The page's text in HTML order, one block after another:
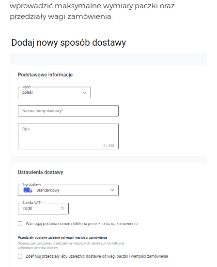
wprowadzić maksymalne wymiary paczki oraz
przedziały wagi zamówienia.